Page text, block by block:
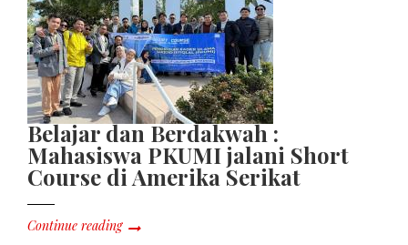
Belajar dan Berdakwah :
Mahasiswa PKUMI jalani Short
Course di Amerika Serikat
Continue reading